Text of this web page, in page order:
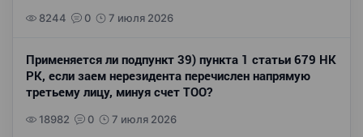
8244 0 7 июля 2026
Применяется ли подпункт 39) пункта 1 статьи 679 НК
РК, если заем нерезидента перечислен напрямую
третьему лицу, минуя счет ТОО?
18982 0 7 июля 2026